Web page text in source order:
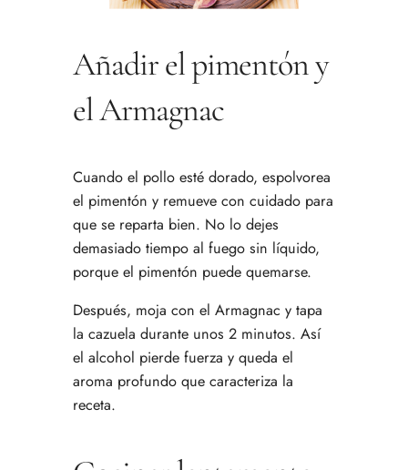
Añadir el pimentón y
el Armagnac
Cuando el pollo esté dorado, espolvorea
el pimentón y remueve con cuidado para
que se reparta bien. No lo dejes
demasiado tiempo al fuego sin líquido,
porque el pimentón puede quemarse.
Después, moja con el Armagnac y tapa
la cazuela durante unos 2 minutos. Así
el alcohol pierde fuerza y queda el
aroma profundo que caracteriza la
receta.